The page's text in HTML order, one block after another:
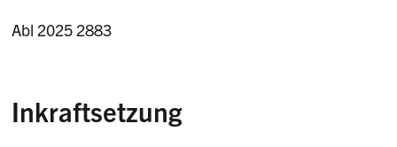
Abl 2025 2883
Inkraftsetzung